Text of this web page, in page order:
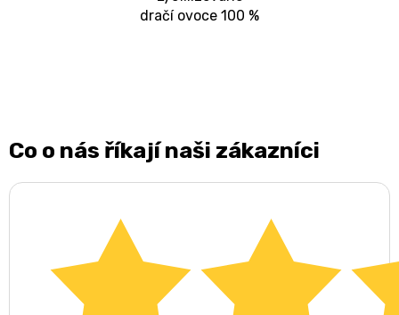
dračí ovoce 100 %
Co o nás říkají naši zákazníci